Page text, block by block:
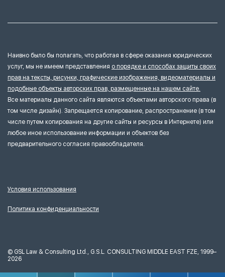
Наивно было бы полагать, что работая в сфере оказания юридических
услуг, мы не имеем представления о порядке и способах защиты своих
прав на тексты, рисунки, графические изображения, видеоматериалы и
подобные объекты авторских прав, размещенные на нашем сайте.
Все материалы данного сайта являются объектами авторского права (в
том числе дизайн). Запрещается копирование, распространение (в том
числе путем копирования на другие сайты и ресурсы в Интернете) или
любое иное использование информации и объектов без
предварительного согласия правообладателя.
Условия использования
Политика конфиденциальности
© GSL Law & Consulting Ltd., G.S.L. CONSULTING MIDDLE EAST FZE, 1999–
2026